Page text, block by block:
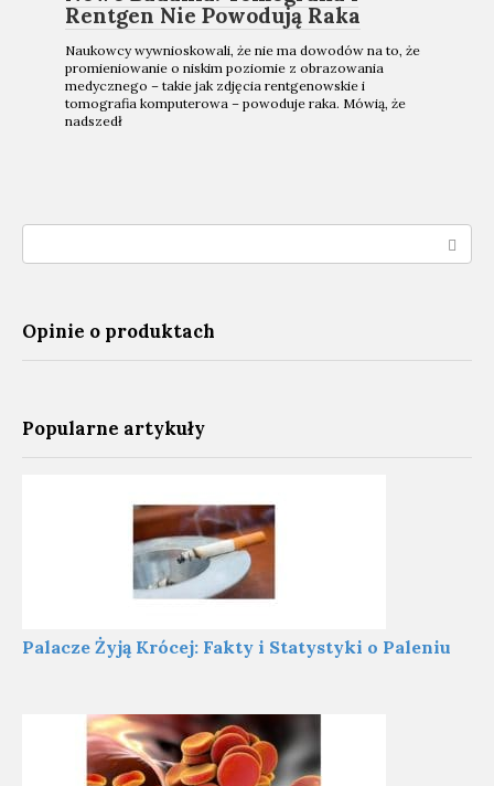
Rentgen Nie Powodują Raka
Naukowcy wywnioskowali, że nie ma dowodów na to, że
promieniowanie o niskim poziomie z obrazowania
medycznego – takie jak zdjęcia rentgenowskie i
tomografia komputerowa – powoduje raka. Mówią, że
nadszedł
Opinie o produktach
Popularne artykuły
Palacze Żyją Krócej: Fakty i Statystyki o Paleniu